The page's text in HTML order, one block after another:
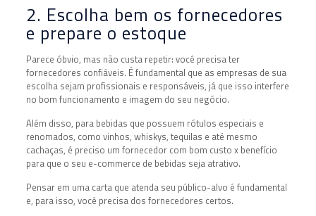
2. Escolha bem os fornecedores
e prepare o estoque
Parece óbvio, mas não custa repetir: você precisa ter
fornecedores confiáveis. É fundamental que as empresas de sua
escolha sejam profissionais e responsáveis, já que isso interfere
no bom funcionamento e imagem do seu negócio.
Além disso, para bebidas que possuem rótulos especiais e
renomados, como vinhos, whiskys, tequilas e até mesmo
cachaças, é preciso um fornecedor com bom custo x benefício
para que o seu e-commerce de bebidas seja atrativo.
Pensar em uma carta que atenda seu público-alvo é fundamental
e, para isso, você precisa dos fornecedores certos.